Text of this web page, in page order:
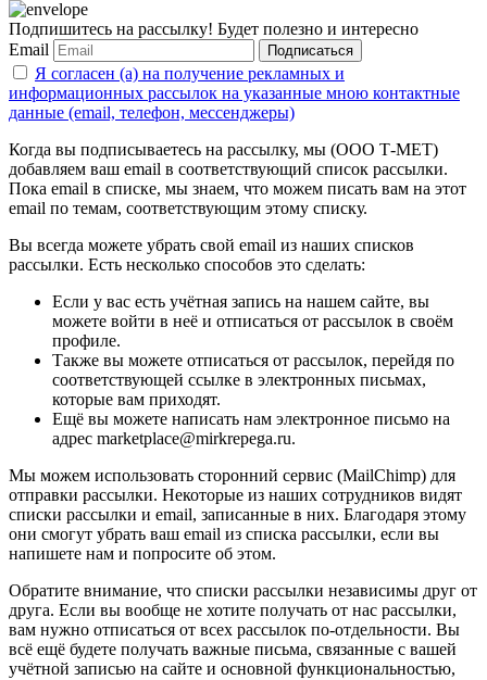
Подпишитесь на рассылку! Будет полезно и интересно
Email
Подписаться
Я согласен (а) на получение рекламных и
информационных рассылок на указанные мною контактные
данные (email, телефон, мессенджеры)
Когда вы подписываетесь на рассылку, мы (ООО Т-МЕТ)
добавляем ваш email в соответствующий список рассылки.
Пока email в списке, мы знаем, что можем писать вам на этот
email по темам, соответствующим этому списку.
Вы всегда можете убрать свой email из наших списков
рассылки. Есть несколько способов это сделать:
Если у вас есть учётная запись на нашем сайте, вы
можете войти в неё и отписаться от рассылок в своём
профиле.
Также вы можете отписаться от рассылок, перейдя по
соответствующей ссылке в электронных письмах,
которые вам приходят.
Ещё вы можете написать нам электронное письмо на
адрес marketplace@mirkrepega.ru.
Мы можем использовать сторонний сервис (MailChimp) для
отправки рассылки. Некоторые из наших сотрудников видят
списки рассылки и email, записанные в них. Благодаря этому
они смогут убрать ваш email из списка рассылки, если вы
напишете нам и попросите об этом.
Обратите внимание, что списки рассылки независимы друг от
друга. Если вы вообще не хотите получать от нас рассылки,
вам нужно отписаться от всех рассылок по-отдельности. Вы
всё ещё будете получать важные письма, связанные с вашей
учётной записью на сайте и основной функциональностью,